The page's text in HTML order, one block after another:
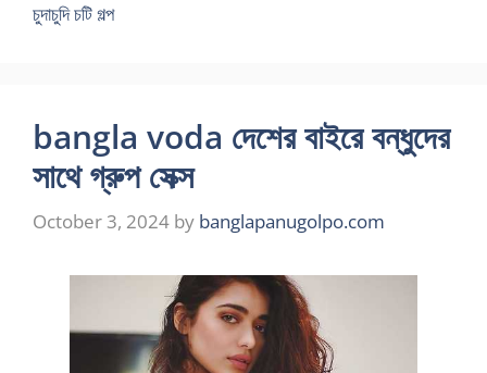
চুদাচুদি চটি গল্প
bangla voda দেশের বাইরে বন্ধুদের
সাথে গ্রুপ সেক্স
October 3, 2024 by banglapanugolpo.com